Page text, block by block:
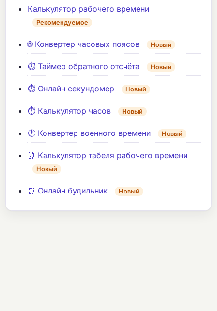
Калькулятор рабочего времени
Рекомендуемое
🌐 Конвертер часовых поясов Новый
⏱️ Таймер обратного отсчёта Новый
⏱️ Онлайн секундомер Новый
⏱️ Калькулятор часов Новый
🕐 Конвертер военного времени Новый
⏰ Калькулятор табеля рабочего времени
Новый
⏰ Онлайн будильник Новый